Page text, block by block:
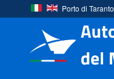
Porto di Taranto